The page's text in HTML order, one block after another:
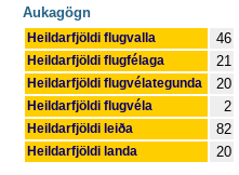
Aukagögn
Heildarfjöldi flugvalla 46
Heildarfjöldi flugfélaga 21
Heildarfjöldi flugvélategunda 20
Heildarfjöldi flugvéla 2
Heildarfjöldi leiða 82
Heildarfjöldi landa 20